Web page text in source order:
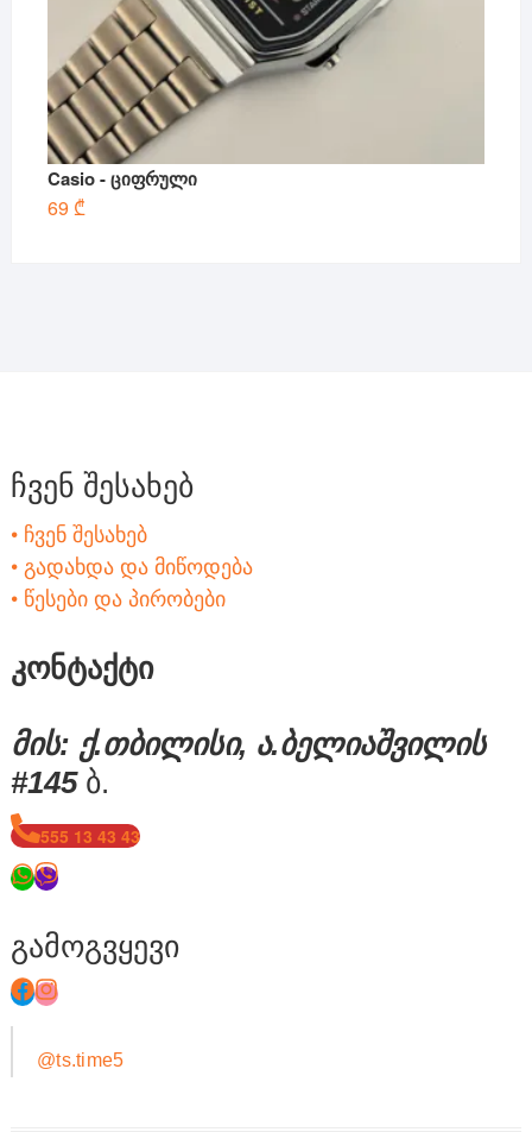
Casio - ციფრული
69 ₾
ჩვენ შესახებ
• ჩვენ შესახებ
• გადახდა და მიწოდება
• წესები და პირობები
კონტაქტი
მის: ქ.თბილისი, ა.ბელიაშვილის
#145ბ.
555 13 43 43
გამოგვყევი
@ts.time5